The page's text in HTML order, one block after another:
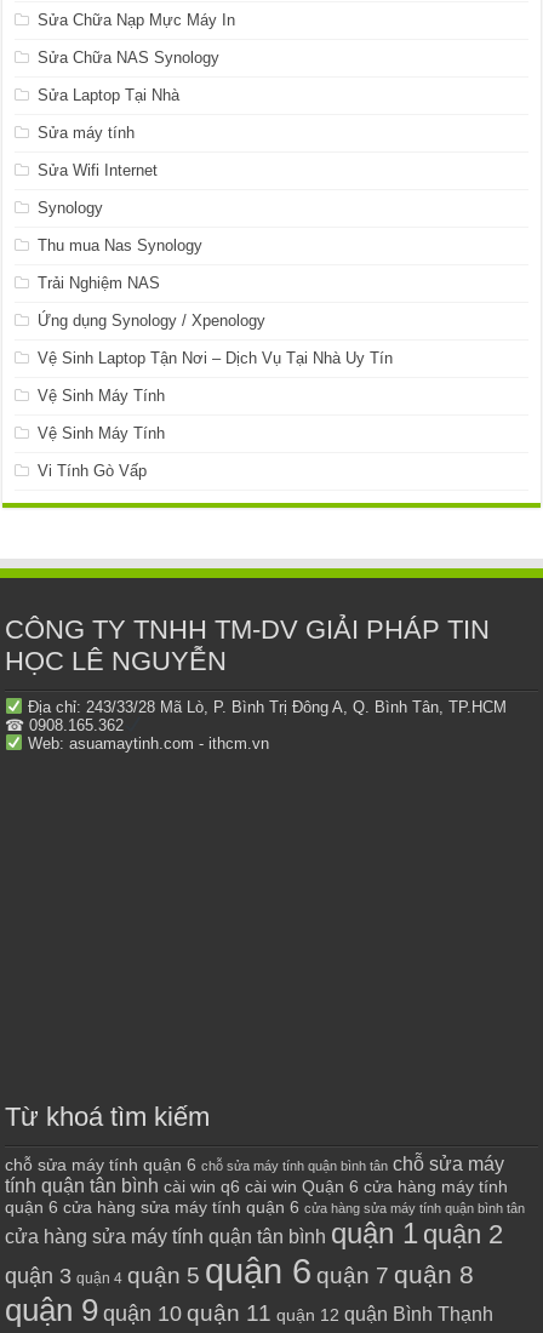
Sửa Chữa Nạp Mực Máy In
Sửa Chữa NAS Synology
Sửa Laptop Tại Nhà
Sửa máy tính
Sửa Wifi Internet
Synology
Thu mua Nas Synology
Trải Nghiệm NAS
Ứng dụng Synology / Xpenology
Vệ Sinh Laptop Tận Nơi – Dịch Vụ Tại Nhà Uy Tín
Vệ Sinh Máy Tính
Vệ Sinh Máy Tính
Vi Tính Gò Vấp
CÔNG TY TNHH TM-DV GIẢI PHÁP TIN
HỌC LÊ NGUYỄN
Địa chỉ: 243/33/28 Mã Lò, P. Bình Trị Đông A, Q. Bình Tân, TP.HCM
☎ 0908.165.362
Web: asuamaytinh.com - ithcm.vn
Từ khoá tìm kiếm
chỗ sửa máy tính quận 6 chỗ sửa máy tính quận bình tân chỗ sửa máy
tính quận tân bình cài win q6 cài win Quận 6 cửa hàng máy tính
quận 6 cửa hàng sửa máy tính quận 6 cửa hàng sửa máy tính quận bình tân
cửa hàng sửa máy tính quận tân bình quận 1 quận 2
quận 3 quận 4 quận 5 quận 6 quận 7 quận 8
quận 9 quận 10 quận 11 quận 12 quận Bình Thạnh